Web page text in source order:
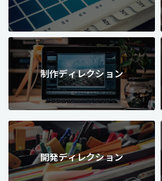
制作ディレクション
開発ディレクション